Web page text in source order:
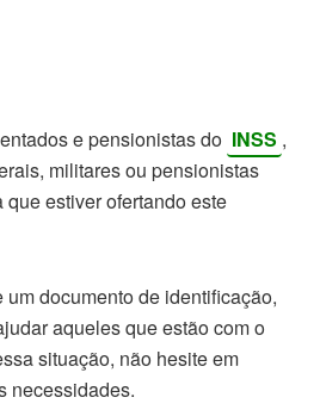
e pensionistas do INSS ,
militares ou pensionistas
estiver ofertando este
documento de identificação,
aqueles que estão com o
situação, não hesite em
necessidades.